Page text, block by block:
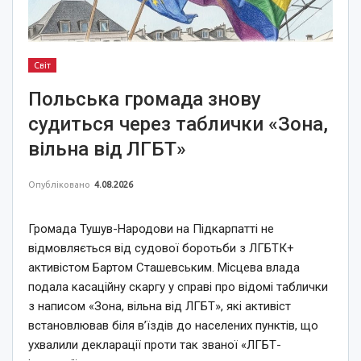
Світ
Польська громада знову
судиться через таблички «Зона,
вільна від ЛГБТ»
Опубліковано 4.08.2026
Громада Тушув-Народови на Підкарпатті не
відмовляється від судової боротьби з ЛГБТК+
активістом Бартом Сташевським. Місцева влада
подала касаційну скаргу у справі про відомі таблички
з написом «Зона, вільна від ЛГБТ», які активіст
встановлював біля в’їздів до населених пунктів, що
ухвалили декларації проти так званої «ЛГБТ-